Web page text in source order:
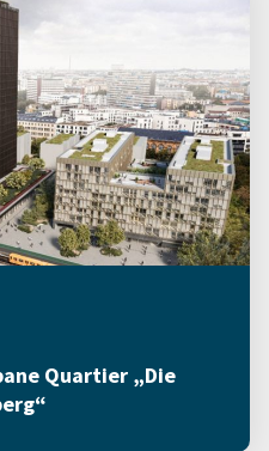
Quartier „Die